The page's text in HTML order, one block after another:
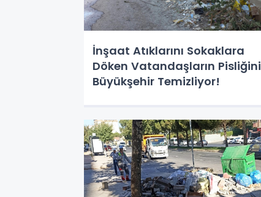
İnşaat Atıklarını Sokaklara
Döken Vatandaşların Pisliğini
Büyükşehir Temizliyor!